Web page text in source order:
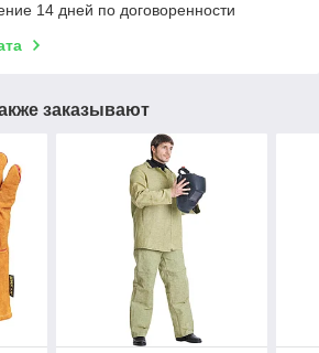
14 дней по договоренности
заказывают